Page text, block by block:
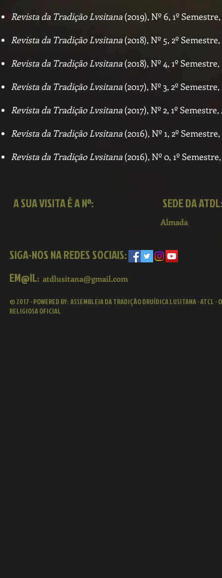
Revista da Tradição Lvsitana(2019), Nº 6, 1º Semestre,
Revista da Tradição Lvsitana(2018), Nº 5, 2º Semestre,
Revista da Tradição Lvsitana(2018), Nº 4, 1º Semestre,
Revista da Tradição Lvsitana(2017), Nº 3, 2º Semestre,
Revista da Tradição Lvsitana(2017), Nº 2, 1º Semestre,
Revista da Tradição Lvsitana(2016), Nº 1, 2º Semestre,
Revista da Tradição Lvsitana(2016), Nº 0, 1º
A SUA VISITA É A Nº: SEDE DA
Almada
SIGA-NOS NA REDES SOCIAIS:
EM@IL: atdlusitana@gmail.com
© 2017 - POWERED BY: ASSEMBLEIA DA TRADIÇÃO DRUÍDICA LUSITANA - ATCL -
RELIGIOSA OFICIAL